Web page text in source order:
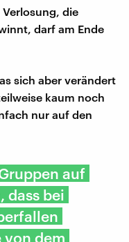
Verlosung, die
darf am Ende
sich aber verändert
kaum noch
nur auf den
auf
dass bei
von dem